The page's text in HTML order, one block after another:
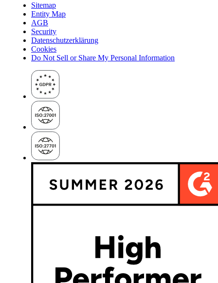
Sitemap
Entity Map
AGB
Security
Datenschutzerklärung
Cookies
Do Not Sell or Share My Personal Information